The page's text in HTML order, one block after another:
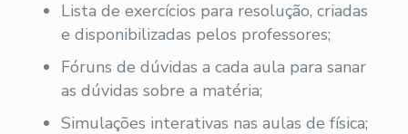
Lista de exercícios para resolução, criadas
e disponibilizadas pelos professores;
Fóruns de dúvidas a cada aula para sanar
as dúvidas sobre a matéria;
Simulações interativas nas aulas de física;